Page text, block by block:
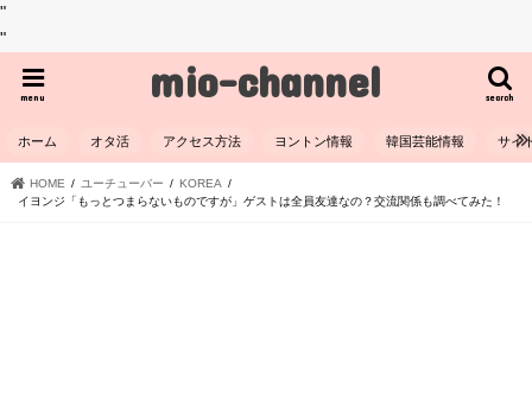
"
"
mio-channel search
menu
ホーム オタ活 アクセス方法 ヨントン情報 韓国芸能情報 サイ
HOME ユーチューバー
KOREA
イヨンジ「もっとつまらないものですが」ゲストは全員友達なの？交流関係も調べてみた！